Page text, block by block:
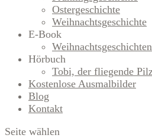
Ostergeschichte
Weihnachtsgeschichte
E-Book
Weihnachtsgeschichten
Hörbuch
Tobi, der fliegende
Kostenlose Ausmalbilder
Blog
Kontakt
Seite wählen